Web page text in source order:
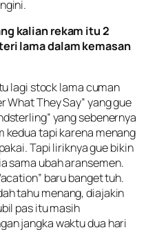
kalian rekam itu 2
lama dalam kemasan
lagi stock lama cuman
What They Say” yang gue
yang sebenernya
kedua tapi karena menang
Tapi liriknya gue bikin
sama ubah aransemen.
baru banget tuh.
tahu menang, diajakin
pas itu masih
jangka waktu dua hari